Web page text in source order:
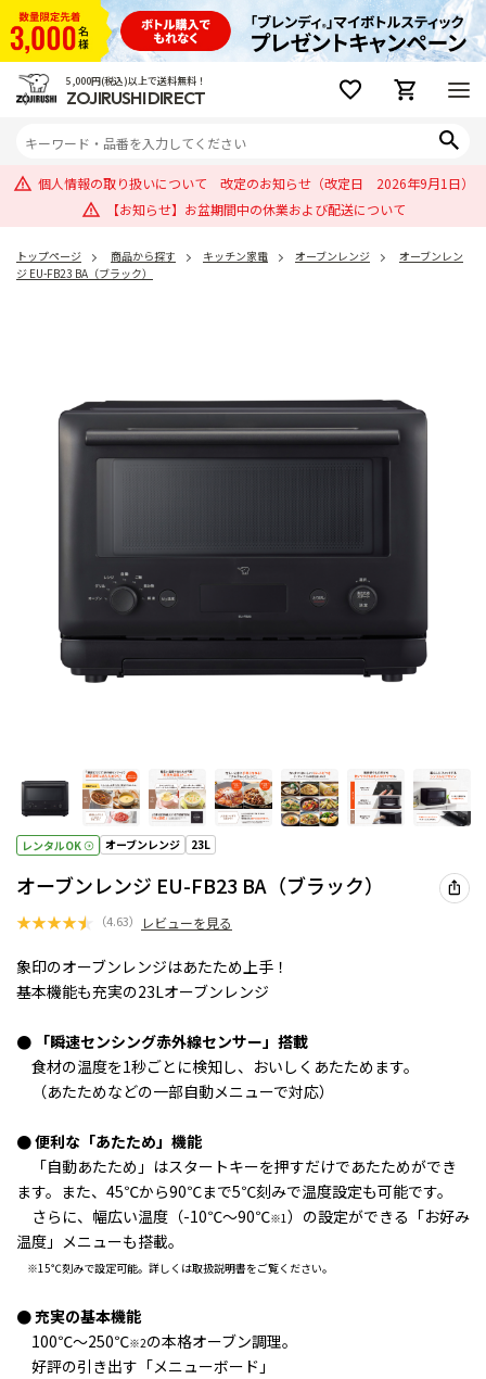
5,000円(税込)以上で送料無料！
ZOJIRUSHI DIRECT
個人情報の取り扱いについて 改定のお知らせ（改定日 2026年9月1日）
【お知らせ】お盆期間中の休業および配送について
トップページ 商品から探す キッチン家電 オーブンレンジ
オーブンレン
ジ EU-FB23 BA（ブラック）
レンタルOK オーブンレンジ 23L
オーブンレンジ EU-FB23 BA（ブラック）
★★★★★ （4.63） レビューを見る
象印のオーブンレンジはあたため上手！
基本機能も充実の23Lオーブンレンジ
● 「瞬速センシング赤外線センサー」搭載
食材の温度を1秒ごとに検知し、 おいしくあたためます。
（あたためなどの一部自動メニューで対応）
● 便利な「あたため」機能
「自動あたため」はスタートキーを押すだけであたためができ
ます。また、45℃から90℃まで5℃刻みで温度設定も可能です。
さらに、幅広い温度（-10℃～90℃※1）の設定ができる 「お好み
温度」 メニューも搭載。
※15℃刻みで設定可能。詳しくは取扱説明書をご覧ください。
● 充実の基本機能
100℃～250℃※2の本格オーブン調理。
好評の引き出す「メニューボード」